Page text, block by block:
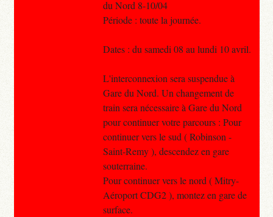
du Nord 8-10/04
Période : toute la journée.
Dates : du samedi 08 au lundi 10 avril.
L'interconnexion sera suspendue à
Gare du Nord. Un changement de
train sera nécessaire à Gare du Nord
pour continuer votre parcours : Pour
continuer vers le sud ( Robinson -
Saint-Remy ), descendez en gare
souterraine.
Pour continuer vers le nord ( Mitry-
Aéroport CDG2 ), montez en gare de
surface.